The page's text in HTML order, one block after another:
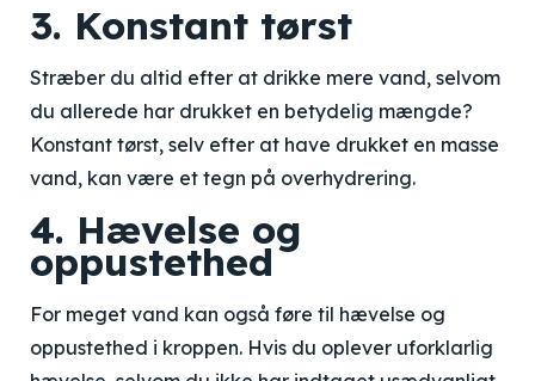
3. Konstant tørst
Stræber du altid efter at drikke mere vand, selvom
du allerede har drukket en betydelig mængde?
Konstant tørst, selv efter at have drukket en masse
vand, kan være et tegn på overhydrering.
4. Hævelse og
oppustethed
For meget vand kan også føre til hævelse og
oppustethed i kroppen. Hvis du oplever uforklarlig